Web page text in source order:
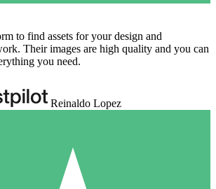
to find assets for your design and
Their images are high quality and you can
you need.
Reinaldo Lopez